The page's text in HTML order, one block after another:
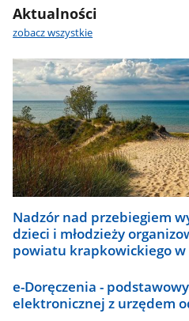
Aktualności
zobacz wszystkie
Nadzór nad przebiegiem
dzieci i młodzieży
powiatu krapkowickiego w
e-Doręczenia -
elektronicznej z urzędem